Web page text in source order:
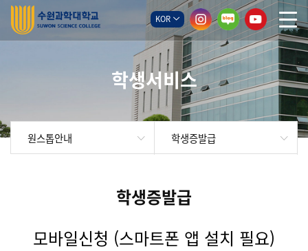
KOR
학생서비스
원스톱안내 학생증발급
학생증발급
모바일신청 (스마트폰 앱 설치 필요)